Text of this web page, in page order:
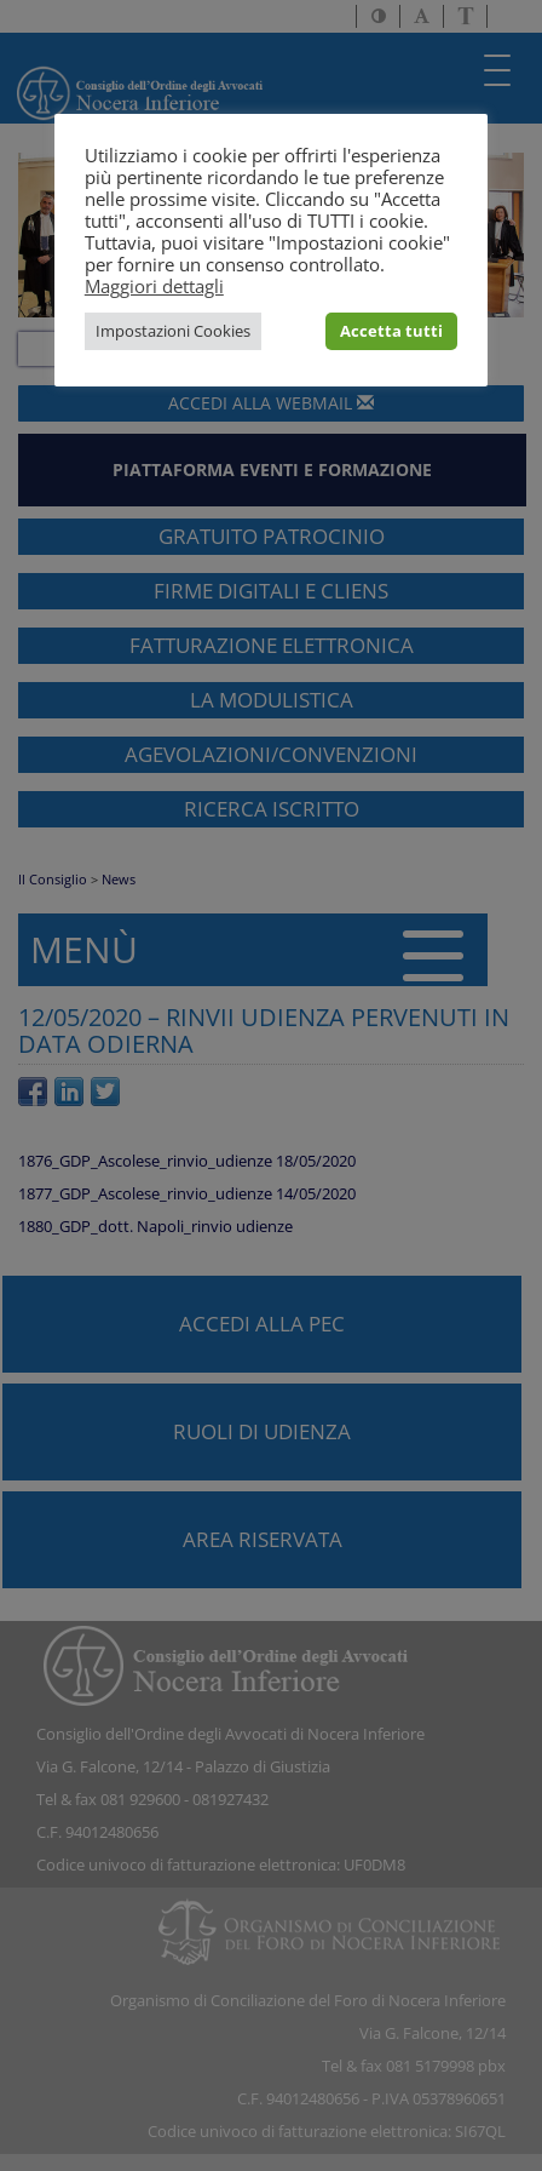
Attiva/disattiva
alto
Attiva/
dimensione
a
solo
ACCEDI ALLA WEBMAIL
PIATTAFORMA EVENTI E FORMAZIONE
GRATUITO PATROCINIO
FIRME DIGITALI E CLIENS
FATTURAZIONE ELETTRONICA
LA MODULISTICA
AGEVOLAZIONI/CONVENZIONI
RICERCA ISCRITTO
Il Consiglio > News
MENÙ
12/05/2020 – RINVII UDIENZA PERVENUTI IN
DATA ODIERNA
1876_GDP_Ascolese_rinvio_udienze 18/05/2020
1877_GDP_Ascolese_rinvio_udienze 14/05/2020
1880_GDP_dott. Napoli_rinvio udienze
ACCEDI ALLA PEC
RUOLI DI UDIENZA
AREA RISERVATA
Consiglio dell'Ordine degli Avvocati di Nocera Inferiore
Via G. Falcone, 12/14 - Palazzo di Giustizia
Tel & fax 081 929600 - 081927432
C.F. 94012480656
Codice univoco di fatturazione elettronica: UF0DM8
Organismo di Conciliazione del Foro di Nocera Inferiore
Via G. Falcone, 12/14
Tel & fax 081 5179998 pbx
C.F. 94012480656 - P.IVA 05378960651
Codice univoco di fatturazione elettronica: SI67QL
Utilizziamo i cookie per offrirti l'esperienza
più pertinente ricordando le tue preferenze
nelle prossime visite. Cliccando su "Accetta
tutti", acconsenti all'uso di TUTTI i cookie.
Tuttavia, puoi visitare "Impostazioni cookie"
per fornire un consenso controllato.
Maggiori dettagli
Impostazioni Cookies Accetta tutti